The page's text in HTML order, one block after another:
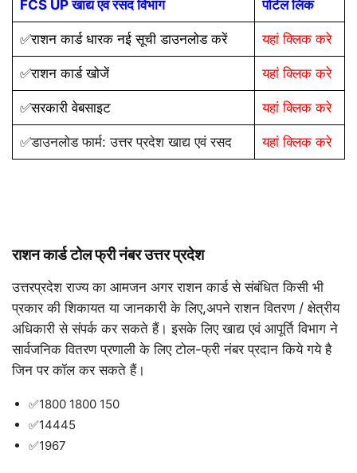
FCS UP खाद्य एवं रसद विभाग पोर्टल लिंक
✅राशन कार्ड धारक नई सूची डाउनलोड करें यहां क्लिक करे
✅राशन कार्ड खोजें यहां क्लिक करे
✅सरकारी वेबसाइट यहां क्लिक करे
✅डाउनलोड फार्म: उत्तर प्रदेश खाद्य एवं रसद यहां क्लिक करे
राशन कार्ड टोल फ्री नंबर उत्तर प्रदेश
उत्तरप्रदेश राज्य का आमजन अगर राशन कार्ड से संबंधित किसी भी
प्रकार की शिकायत या जानकारी के लिए,अपने राशन वितरण / क्षेत्रीय
अधिकारी से संपर्क कर सकते हैं। इसके लिए खाद्य एवं आपूर्ति विभाग ने
सार्वजनिक वितरण प्रणाली के लिए टोल-फ्री नंबर प्रदान किये गये है
जिन पर कॉल कर सकते हैं।
✅1800 1800 150
✅14445
✅1967